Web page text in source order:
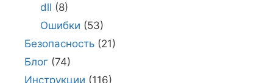
dll (8)
Ошибки (53)
Безопасность (21)
Блог (74)
Инструкции (116)